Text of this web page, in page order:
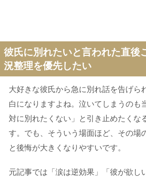
彼氏に別れたいと言われた直後
況整理を優先したい
大好きな彼氏から急に別れ話を告げら
白になりますよね。泣いてしまうのも
対に別れたくない」と引き止めたくな
す。でも、そういう場面ほど、その場
と後悔が大きくなりやすいです。
元記事では「涙は逆効果」「彼が欲し